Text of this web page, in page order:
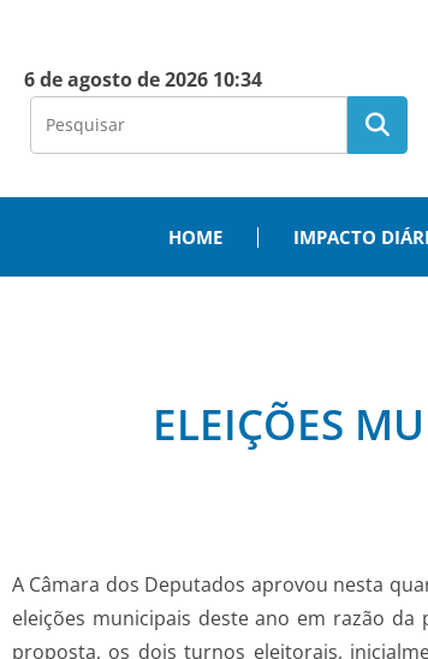
6 de agosto de 2026 10:34
HOME IMPACTO
ELEIÇÕES
A Câmara dos Deputados aprovou nesta
eleições municipais deste ano em razão
proposta, os dois turnos eleitorais,